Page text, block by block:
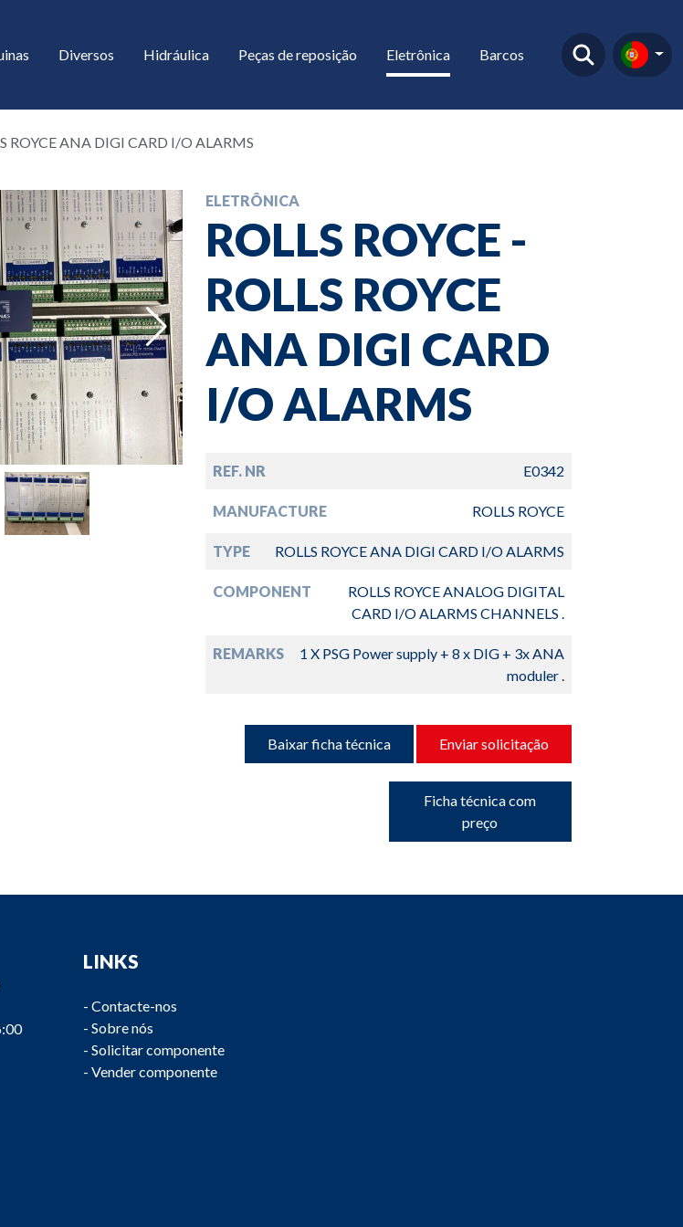
Diversos Hidráulica Peças de reposição Eletrônica Barcos
ROYCE ANA DIGI CARD I/O ALARMS
ELETRÔNICA
ROLLS ROYCE -
ROLLS ROYCE
ANA DIGI CARD
I/O ALARMS
REF. NR E0342
MANUFACTURE ROLLS ROYCE
TYPE ROLLS ROYCE ANA DIGI CARD I/O ALARMS
COMPONENT
ROLLS ROYCE ANALOG DIGITAL
CARD I/O ALARMS CHANNELS .
REMARKS
1 X PSG Power supply + 8 x DIG + 3x ANA
moduler .
Baixar ficha técnica Enviar solicitação
Ficha técnica com
preço
LINKS
- Contacte-nos
- Sobre nós
- Solicitar componente
- Vender componente